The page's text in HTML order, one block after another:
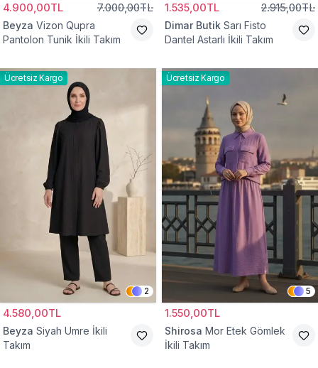
4.900,00TL 7.000,00TL
Beyza Vizon Qupra
Pantolon Tunik İkili Takım
1.535,00TL 2.915,00TL
Dimar Butik Sarı Fisto
Dantel Astarlı İkili Takım
Ücretsiz Kargo
2
4.580,00TL
Beyza Siyah Umre İkili
Takım
Ücretsiz Kargo
5
1.550,00TL
Shirosa Mor Etek Gömlek
İkili Takım